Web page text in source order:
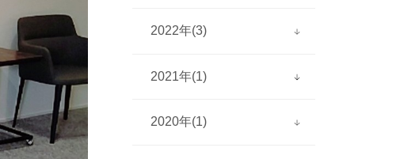
2025年8月(1)
2025年4月(1)
2024年4月(1)
2024年1月(2)
2023年12月(4)
2023年7月(1)
2022年(3)
2022年11月(2)
2021年(1)
2021年6月(1)
2020年(1)